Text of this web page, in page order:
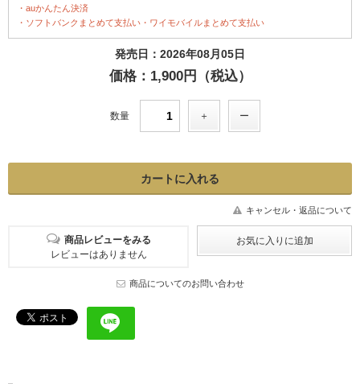
・auかんたん決済
・ソフトバンクまとめて支払い・ワイモバイルまとめて支払い
発売日：2026年08月05日
価格：1,900円（税込）
数量
キャンセル・返品について
商品レビューをみる
レビューはありません
商品についてのお問い合わせ